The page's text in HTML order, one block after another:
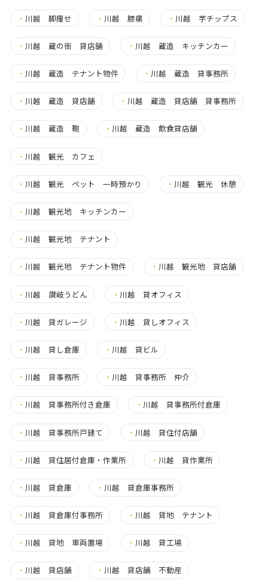
・ 川越 脚痩せ ・ 川越 膝痛 ・ 川越 芋チップス
・ 川越 蔵の街 貸店舗 ・ 川越 蔵造 キッチンカー
・ 川越 蔵造 テナント物件 ・ 川越 蔵造 貸事務所
・ 川越 蔵造 貸店舗 ・ 川越 蔵造 貸店舗 貸事務所
・ 川越 蔵造 鞄 ・ 川越 蔵造 飲食貸店舗
・ 川越 観光 カフェ
・ 川越 観光 ペット 一時預かり ・ 川越 観光 休憩
・ 川越 観光地 キッチンカー
・ 川越 観光地 テナント
・ 川越 観光地 テナント物件 ・ 川越 観光地 貸店舗
・ 川越 讃岐うどん ・ 川越 貸オフィス
・ 川越 貸ガレージ ・ 川越 貸しオフィス
・ 川越 貸し倉庫 ・ 川越 貸ビル
・ 川越 貸事務所 ・ 川越 貸事務所 仲介
・ 川越 貸事務所付き倉庫 ・ 川越 貸事務所付倉庫
・ 川越 貸事務所戸建て ・ 川越 貸住付店舗
・ 川越 貸住居付倉庫・作業所 ・ 川越 貸作業所
・ 川越 貸倉庫 ・ 川越 貸倉庫事務所
・ 川越 貸倉庫付事務所 ・ 川越 貸地 テナント
・ 川越 貸地 車両置場 ・ 川越 貸工場
・ 川越 貸店舗 ・ 川越 貸店舗 不動産